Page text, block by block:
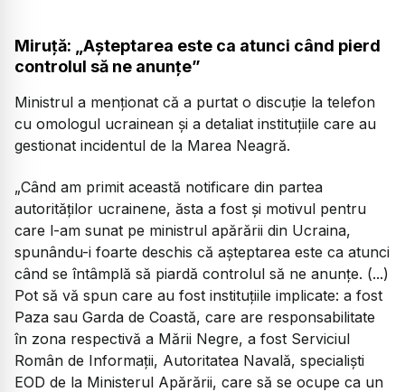
Miruță: „Așteptarea este ca atunci când pierd
controlul să ne anunțe”
Ministrul a menționat că a purtat o discuție la telefon
cu omologul ucrainean și a detaliat instituțiile care au
gestionat incidentul de la Marea Neagră.
„Când am primit această notificare din partea
autorităților ucrainene, ăsta a fost și motivul pentru
care l-am sunat pe ministrul apărării din Ucraina,
spunându-i foarte deschis că așteptarea este ca atunci
când se întâmplă să piardă controlul să ne anunțe. (...)
Pot să vă spun care au fost instituțiile implicate: a fost
Paza sau Garda de Coastă, care are responsabilitate
în zona respectivă a Mării Negre, a fost Serviciul
Român de Informații, Autoritatea Navală, specialiști
EOD de la Ministerul Apărării, care să se ocupe ca un